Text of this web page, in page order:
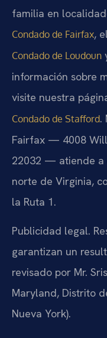
familia en
Condado de Fairfax, el
Condado de Loudoun
información sobre
visite nuestra
Condado de Stafford.
Fairfax — 4008
22032 — atiende a
norte de Virginia,
la Ruta 1.
Publicidad legal.
garantizan un
revisado por Mr.
Maryland, Distrito
Nueva York).